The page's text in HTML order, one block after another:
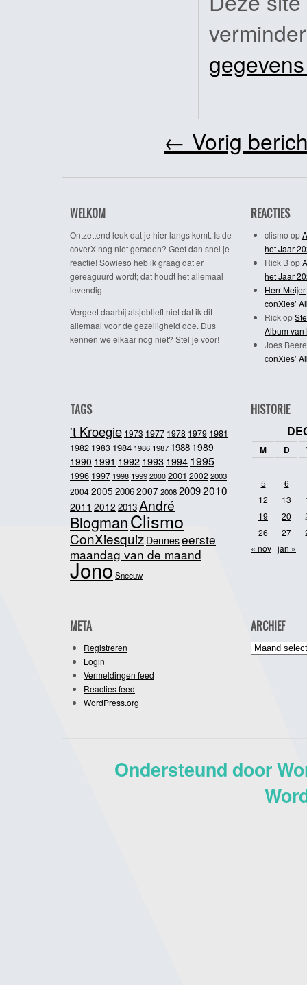
← Vorig
WELKOM
Ontzettend leuk dat je hier langs komt. Is de
coverX nog niet geraden? Geef dan snel je
reactie! Sowieso heb ik graag dat er
gereaguurd wordt; dat houdt het allemaal
levendig.
Vergeet daarbij alsjeblieft niet dat ik dit
allemaal voor de gezelligheid doe. Dus
kennen we elkaar nog niet? Stel je voor!
REACTIES
clismo op
het Jaar
Rick Bop
het Jaar
Herr Meijer
conXies’
Rickop
Album van
Joes
conXies’
TAGS
't Kroegie 1973 1977 1978 1979 1981
1982 1983 1984 1986 1987 1988 1989
1990 1991 19921993 1994 1995
1996 1997 1998 1999 2000 2001 2002 2003
20042005 20062007200820092010
2011 2012 2013André
BlogmanClismo
ConXiesquiz Denneseerste
maandag van de maand
JonoSneeuw
HISTORIE
M D
5
6
12
13
19
20
26
27
« nov jan »
META
Registreren
Login
Vermeldingen feed
Reacties feed
WordPress.org
ARCHIEF
Archief
Ondersteund door